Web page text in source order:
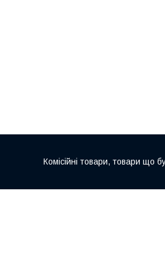
Комісійні товари, товари що